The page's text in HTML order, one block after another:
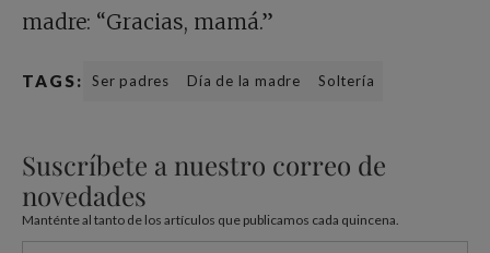
madre: “Gracias, mamá.”
TAGS: Ser padres Día de la madre Soltería
Suscríbete a nuestro correo de
novedades
Manténte al tanto de los artículos que publicamos cada quincena.